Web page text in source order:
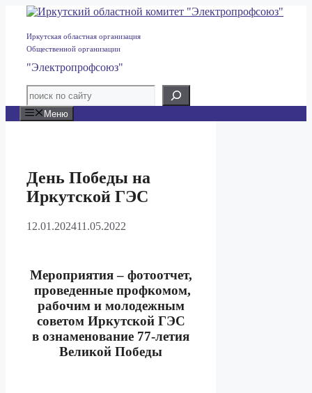
Перейти
содержимому
Иркутская областная организация
Общественной организации
"Электропрофсоюз"
Меню
День Победы на
Иркутской ГЭС
12.01.202411.05.2022
Мероприятия – фотоотчет,
проведенные профкомом,
рабочим и молодежным
советом Иркутской ГЭС
в ознаменование 77-летия
Великой Победы